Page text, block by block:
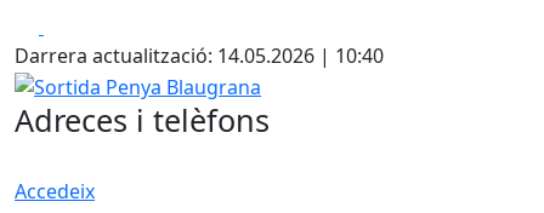
Darrera actualització: 14.05.2026 | 10:40
Sortida Penya Blaugrana
Adreces i telèfons
Accedeix